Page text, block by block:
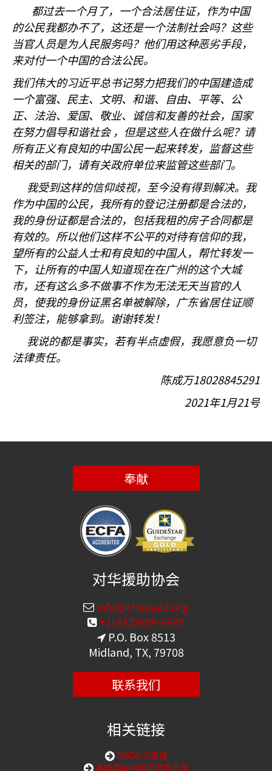
都过去一个月了，一个合法居住证，作为中国
的公民我都办不了，这还是一个法制社会吗？这些
当官人员是为人民服务吗？他们用这种恶劣手段，
来对付一个中国的合法公民。
我们伟大的习近平总书记努力把我们的中国建造成
一个富强、民主、文明、和谐、自由、平等、公
正、法治、爱国、敬业、诚信和友善的社会，国家
在努力倡导和谐社会 ，但是这些人在做什么呢？请
所有正义有良知的中国公民一起来转发，监督这些
相关的部门，请有关政府单位来监管这些部门。
我受到这样的信仰歧视，至今没有得到解决。我
作为中国的公民，我所有的登记注册都是合法的，
我的身份证都是合法的，包括我租的房子合同都是
有效的。所以他们这样不公平的对待有信仰的我，
望所有的公益人士和有良知的中国人，帮忙转发一
下，让所有的中国人知道现在在广州的这个大城
市，还有这么多不做事不作为无法无天当官的人
员，使我的身份证黑名单被解除，广东省居住证顺
利签注，能够拿到。谢谢转发！
我说的都是事实，若有半点虚假，我愿意负一切
法律责任。
陈成万18028845291
2021年1月21号
奉献
对华援助协会
info@chinaaid.org
+1(432)689-6985
P.O. Box 8513
Midland, TX, 79708
联系我们
相关链接
购买中文圣经
美国国会中国问题委员会